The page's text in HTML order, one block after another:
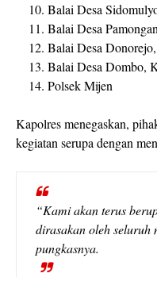
Balai Desa
Balai Desa
Balai Desa
Balai Desa Dombo,
Polsek Mijen
Kapolres menegaskan,
kegiatan serupa dengan
“Kami akan terus
dirasakan oleh seluruh
pungkasnya.